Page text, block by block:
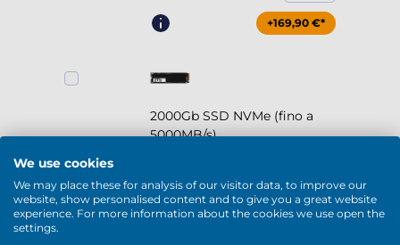
+169,90 €*
2000Gb SSD NVMe (fino a
5000MB/s)
+294,90 €*
We use cookies
We may place these for analysis of our visitor data, to improve our
website, show personalised content and to give you a great website
experience. For more information about the cookies we use open the
settings.